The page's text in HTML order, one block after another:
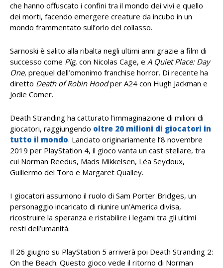
che hanno offuscato i confini tra il mondo dei vivi e quello
dei morti, facendo emergere creature da incubo in un
mondo frammentato sull’orlo del collasso.
Sarnoski è salito alla ribalta negli ultimi anni grazie a film di
successo come Pig, con Nicolas Cage, e A Quiet Place: Day
One, prequel dell’omonimo franchise horror. Di recente ha
diretto Death of Robin Hoodper A24 con Hugh Jackman e
Jodie Comer.
Death Stranding ha catturato l’immaginazione di milioni di
giocatori, raggiungendo oltre 20 milioni di giocatori in
tutto il mondo. Lanciato originariamente l’8 novembre
2019 per PlayStation 4, il gioco vanta un cast stellare, tra
cui Norman Reedus, Mads Mikkelsen, Léa Seydoux,
Guillermo del Toro e Margaret Qualley.
I giocatori assumono il ruolo di Sam Porter Bridges, un
personaggio incaricato di riunire un’America divisa,
ricostruire la speranza e ristabilire i legami tra gli ultimi
resti dell’umanità.
Il 26 giugno su PlayStation 5 arriverà poi Death Stranding 2:
On the Beach. Questo gioco vede il ritorno di Norman